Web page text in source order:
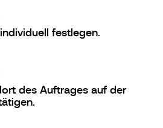
festlegen.
des Auftrages auf der